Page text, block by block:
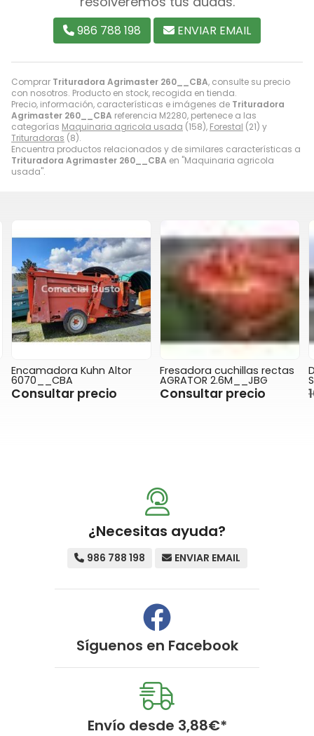
Comprar Trituradora Agrimaster 260__CBA, consulte su precio
con nosotros. Producto en stock, recogida en tienda.
Precio, información, características e imágenes de Trituradora
Agrimaster 260__CBA referencia M2280, pertenece a las
categorías Maquinaria agricola usada (158), Forestal (21) y
Trituradoras (8).
Encuentra productos relacionados y de similares características a
Trituradora Agrimaster 260__CBA en "Maquinaria agricola
usada".
986 788 198 ENVIAR EMAIL
Encamadora Kuhn Altor
6070__CBA
Consultar precio
Fresadora cuchillas rectas
AGRATOR 2.6M__JBG
Consultar precio
¿Necesitas ayuda?
986 788 198 ENVIAR EMAIL
Síguenos en Facebook
Envío desde 3,88€*